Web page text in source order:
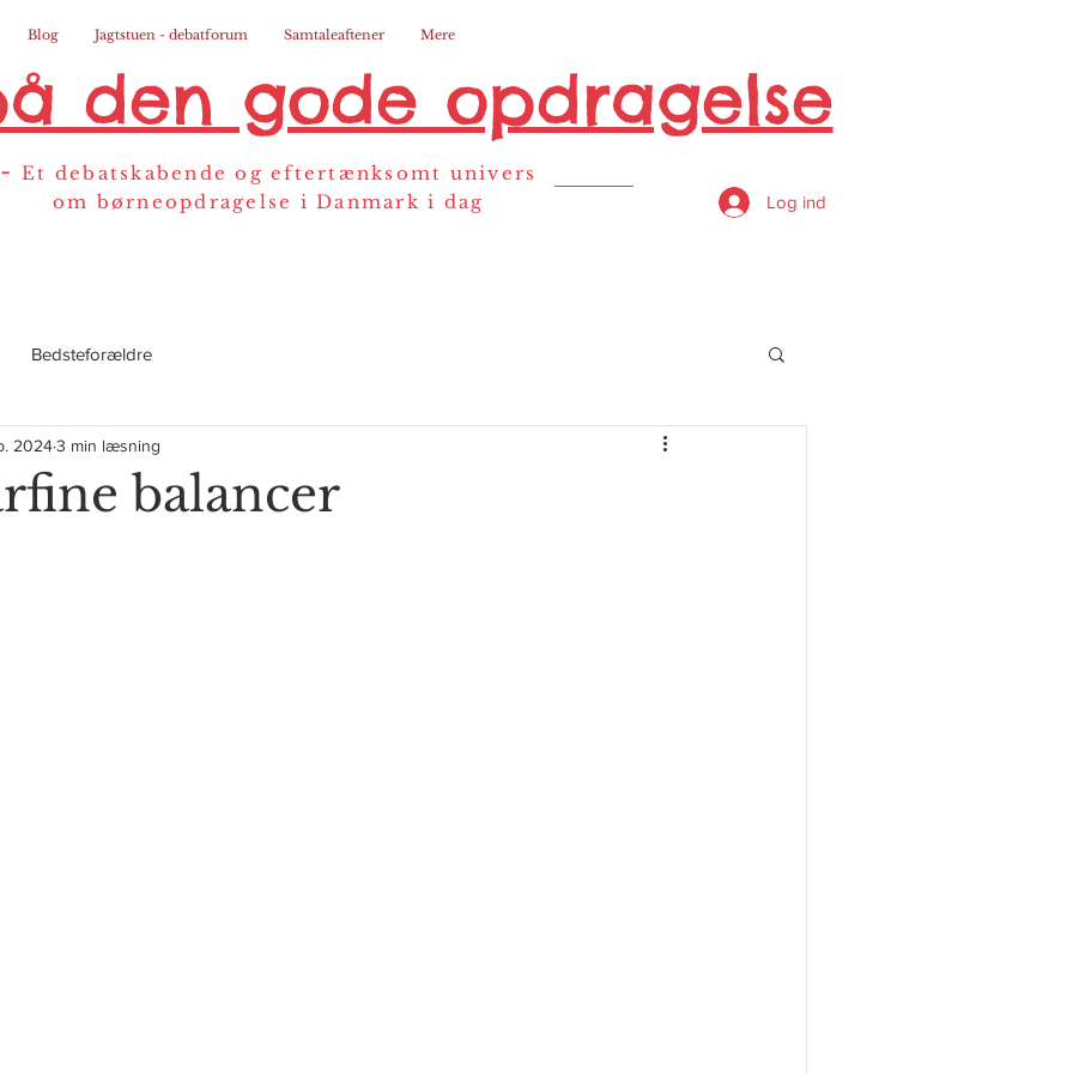
den gode opdragelse
Blog Jagtstuen - debatforum Samtaleaftener Mere
- Et debatskabende og eftertænksomt univers
om børneopdragelse i Danmark i dag
Log ind
Bedsteforældre
balancer
20243 min læsning